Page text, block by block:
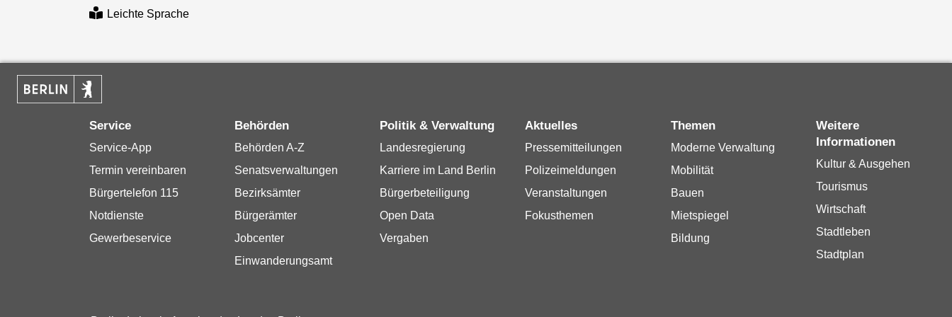
Leichte Sprache
Service
Service-App
Termin vereinbaren
Bürgertelefon 115
Notdienste
Gewerbeservice
Behörden
Behörden A-Z
Senatsverwaltungen
Bezirksämter
Bürgerämter
Jobcenter
Einwanderungsamt
Politik & Verwaltung
Landesregierung
Karriere im Land Berlin
Bürgerbeteiligung
Open Data
Vergaben
Aktuelles
Pressemitteilungen
Polizeimeldungen
Veranstaltungen
Fokusthemen
Themen
Moderne Verwaltung
Mobilität
Bauen
Mietspiegel
Bildung
Weitere
Informationen
Kultur & Ausgehen
Tourismus
Wirtschaft
Stadtleben
Stadtplan